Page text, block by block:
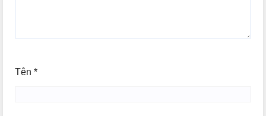
Tên *